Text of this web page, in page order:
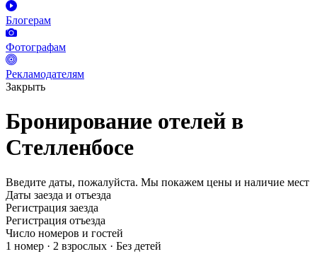
Блогерам
Фотографам
Рекламодателям
Закрыть
Бронирование отелей в
Стелленбосе
Введите даты, пожалуйста. Мы покажем цены и наличие мест
Даты заезда и отъезда
Регистрация заезда
Регистрация отъезда
Число номеров и гостей
1 номер · 2 взрослых · Без детей